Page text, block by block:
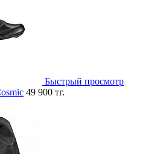
Быстрый просмотр
49 900 тг.